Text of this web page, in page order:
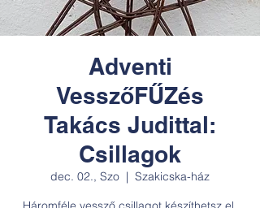
Adventi
VesszőFŰZés
Takács Judittal:
Csillagok
dec. 02., Szo
  |
Szakicska-ház